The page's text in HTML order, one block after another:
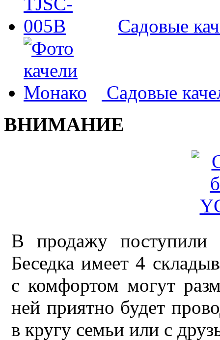
Садовые
Садовые
ВНИМАНИЕ
В продажу поступили
Беседка имеет 4
с комфортом могут
ней приятно будет
в кругу семьи или с